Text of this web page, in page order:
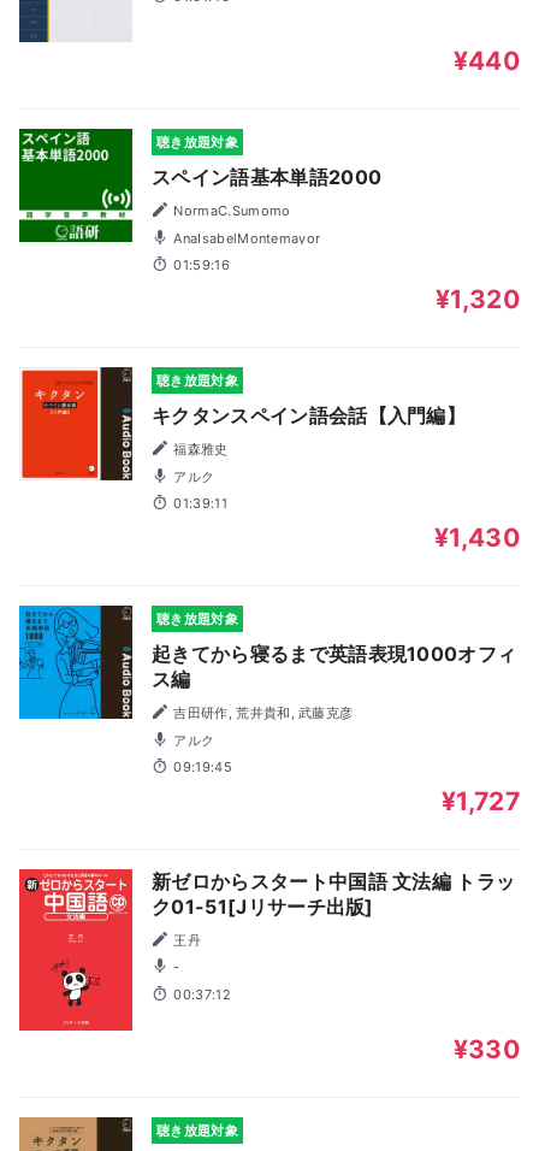
¥440
聴き放題対象
スペイン語基本単語2000
NormaC.Sumomo
AnaIsabelMontemayor
01:59:16
¥1,320
聴き放題対象
キクタンスペイン語会話【入門編】
福森雅史
アルク
01:39:11
¥1,430
聴き放題対象
起きてから寝るまで英語表現1000オフィ
ス編
吉田研作, 荒井貴和, 武藤克彦
アルク
09:19:45
¥1,727
新ゼロからスタート中国語 文法編 トラッ
ク01-51[Jリサーチ出版]
王丹
-
00:37:12
¥330
聴き放題対象